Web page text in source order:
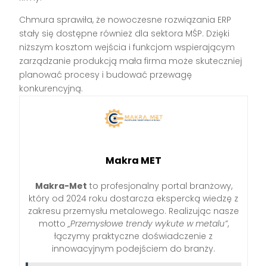
Chmura sprawiła, że nowoczesne rozwiązania ERP
stały się dostępne również dla sektora MŚP. Dzięki
niższym kosztom wejścia i funkcjom wspierającym
zarządzanie produkcją mała firma może skuteczniej
planować procesy i budować przewagę
konkurencyjną.
Makra MET
Makra-Met to profesjonalny portal branżowy,
który od 2024 roku dostarcza ekspercką wiedzę z
zakresu przemysłu metalowego. Realizując nasze
motto„Przemysłowe trendy wykute w metalu”,
łączymy praktyczne doświadczenie z
innowacyjnym podejściem do branży.